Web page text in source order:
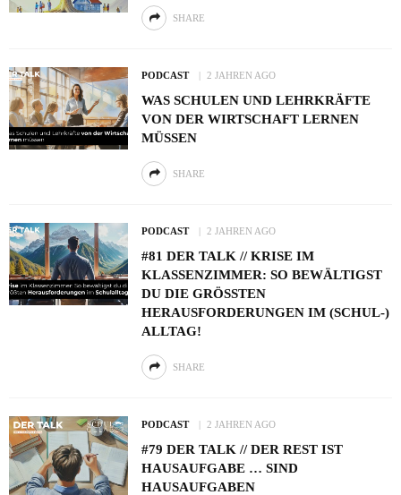
SHARE
PODCAST 2 JAHREN AGO
WAS SCHULEN UND LEHRKRÄFTE
VON DER WIRTSCHAFT LERNEN
MÜSSEN
SHARE
PODCAST 2 JAHREN AGO
#81 DER TALK // KRISE IM
KLASSENZIMMER: SO BEWÄLTIGST
DU DIE GRÖSSTEN H
ERAUSFORDERUNGEN IM (SCHUL-) A
LLTAG!
SHARE
PODCAST 2 JAHREN AGO
#79 DER TALK // DER REST IST
HAUSAUFGABE … SIND
HAUSAUFGABEN